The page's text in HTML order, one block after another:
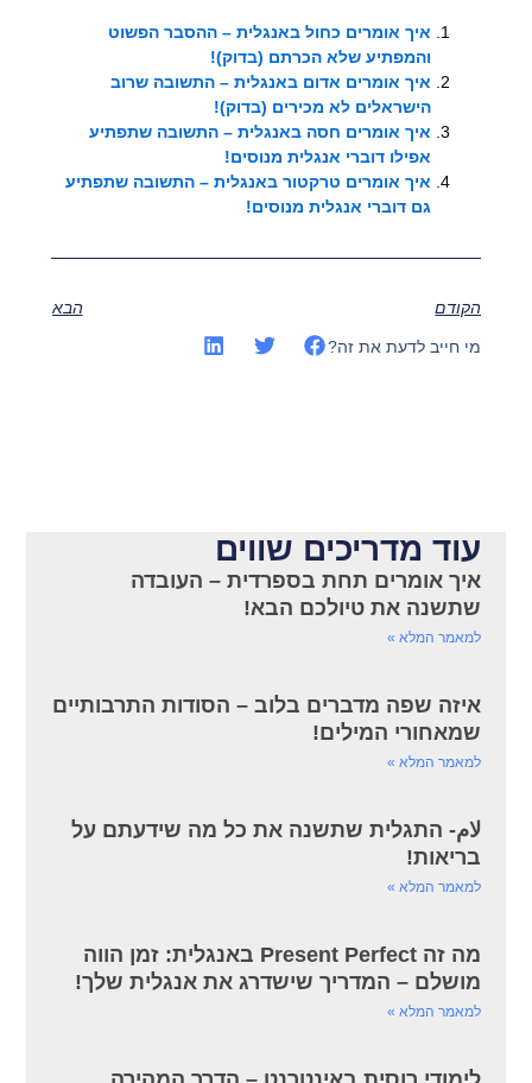
איך אומרים כחול באנגלית – ההסבר הפשוט
והמפתיע שלא הכרתם (בדוק)!
איך אומרים אדום באנגלית – התשובה שרוב
הישראלים לא מכירים (בדוק)!
איך אומרים חסה באנגלית – התשובה שתפתיע
אפילו דוברי אנגלית מנוסים!
איך אומרים טרקטור באנגלית – התשובה שתפתיע
גם דוברי אנגלית מנוסים!
הקודם הבא
מי חייב לדעת את זה?
עוד מדריכים שווים
איך אומרים תחת בספרדית – העובדה
שתשנה את טיולכם הבא!
למאמר המלא »
איזה שפה מדברים בלוב – הסודות התרבותיים
שמאחורי המילים!
למאמר המלא »
لام- התגלית שתשנה את כל מה שידעתם על
בריאות!
למאמר המלא »
מה זה Present Perfect באנגלית: זמן הווה
מושלם – המדריך שישדרג את אנגלית שלך!
למאמר המלא »